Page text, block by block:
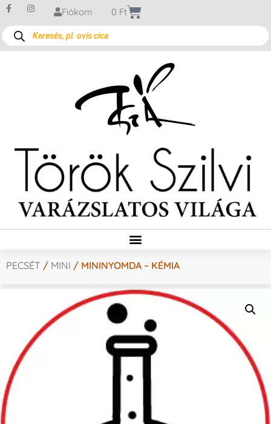
Fiókom 0 Ft
PECSÉT / MINI / MININYOMDA – KÉMIA